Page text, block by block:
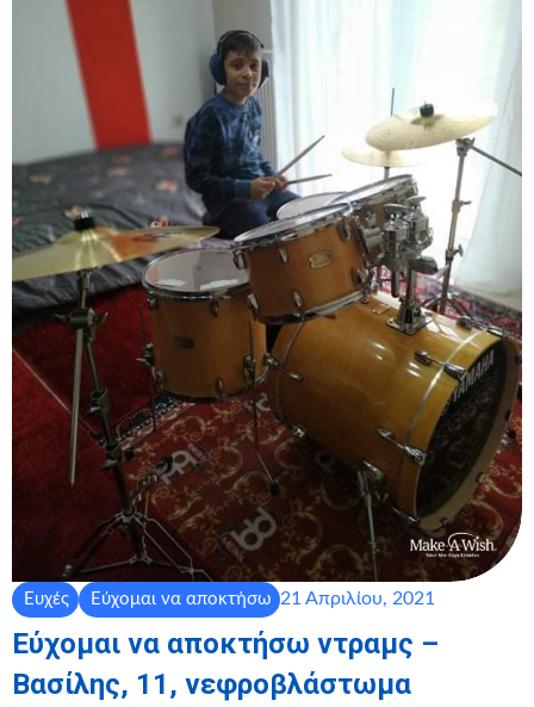
Ευχές Εύχομαι να αποκτήσω 21 Απριλίου, 2021
Εύχομαι να αποκτήσω ντραμς –
Βασίλης, 11, νεφροβλάστωμα